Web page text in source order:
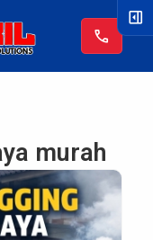
call
murah
right_panel_open